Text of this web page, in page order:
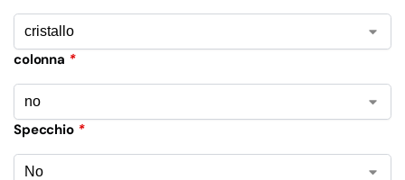
colonna *
Specchio *